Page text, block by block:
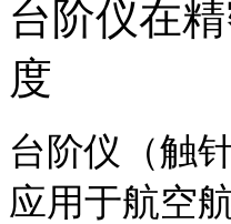
台阶仪在
度
台阶仪（触
应用于航空